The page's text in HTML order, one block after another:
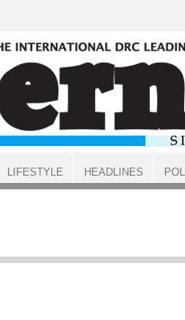
LIFESTYLE HEADLINES